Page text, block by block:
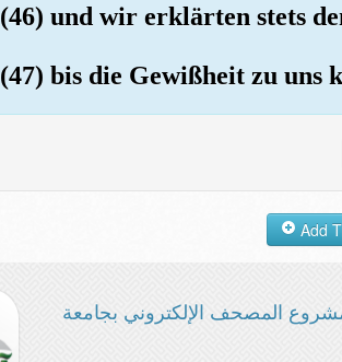
(46) und wir erklärten stets
(47) bis die Gewißheit zu uns
المصحف الإلكتروني بجامعة